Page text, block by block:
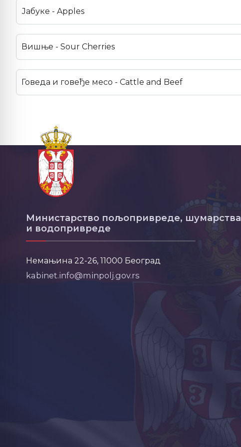
Јабуке - Apples
Вишње - Sour Cherries
Говеда и говеђе месо - Cattle and Beef
Министарство пољопривреде, шумарства
и водопривреде
Немањина 22-26, 11000 Београд
kabinet.info@minpolj.gov.rs